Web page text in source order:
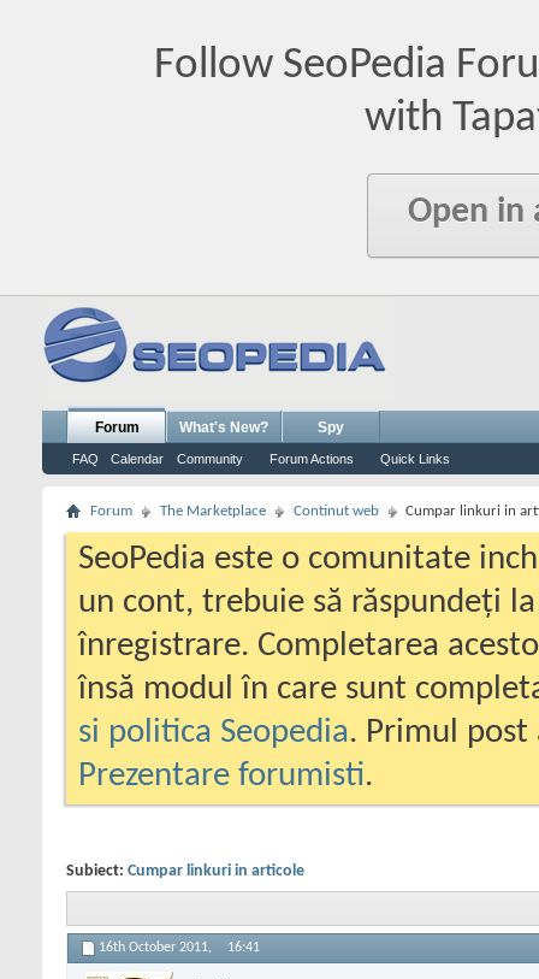
Follow SeoPedia
with
Open in
Forum
FAQ Calendar Community Forum Actions Quick Links
What's New? Spy
Forum The Marketplace Continut web Cumpar linkuri in
SeoPedia este o comunitate
un cont, trebuie să răspundeți
înregistrare. Completarea
însă modul în care sunt
si politica Seopedia. Primul
Prezentare forumisti.
Subiect: Cumpar linkuri in articole
16th October 2011, 16:41